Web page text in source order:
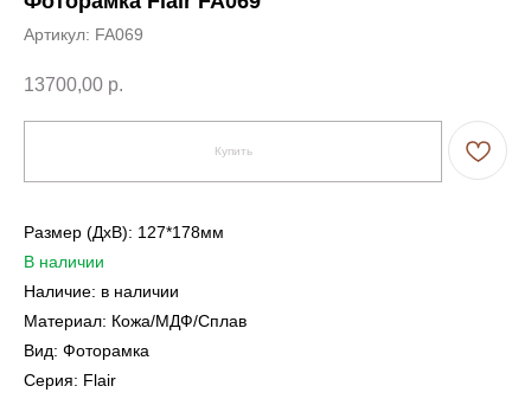
Артикул: FA069
13700,00 р.
Купить
Размер (ДxВ): 127*178мм
В наличии
Наличие: в наличии
Материал: Кожа/МДФ/Сплав
Вид: Фоторамка
Серия: Flair